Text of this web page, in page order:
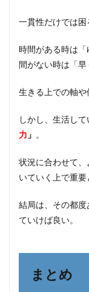
一貫性だけでは困
時間がある時は
間がない時は「早
生きる上での軸や
しかし、生活して
力 」 。
状況に合わせて
いていく上で重要
結局は、その都度
ていけば良い。
まとめ